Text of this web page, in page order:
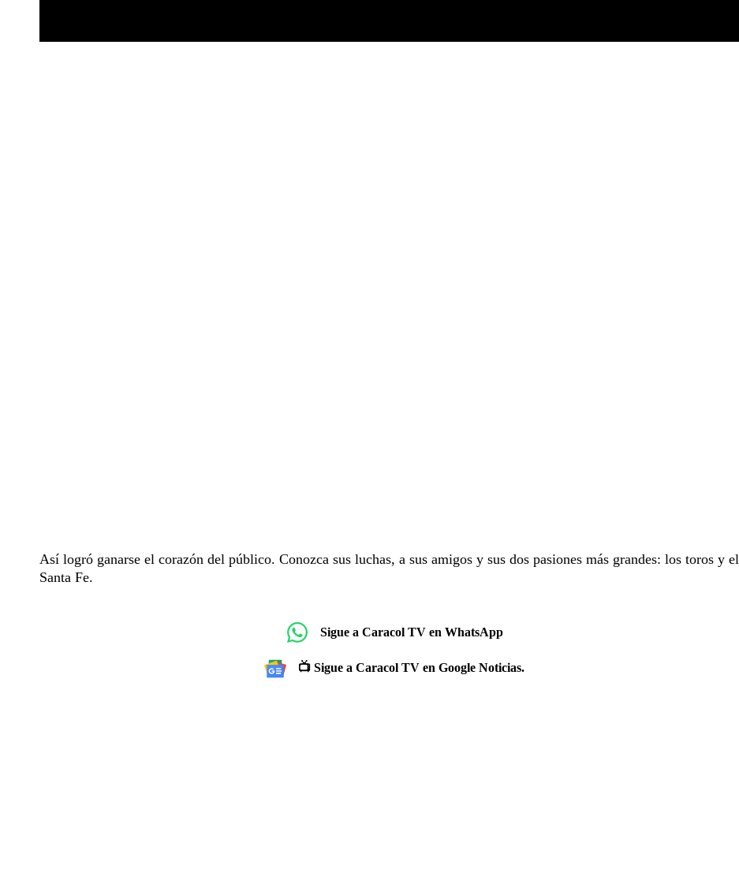
Así logró ganarse el corazón del público. Conozca sus luchas, a sus amigos y sus dos pasiones más grandes: los toros y el
Santa Fe.
Sigue a Caracol TV en WhatsApp
📺 Sigue a Caracol TV en Google Noticias.